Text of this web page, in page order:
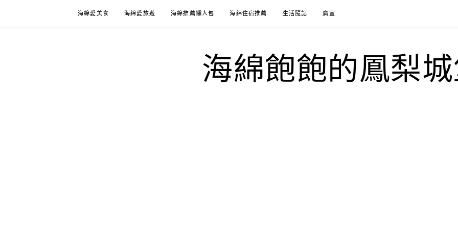
海綿愛美食 海綿愛旅遊 海綿推薦懶人包 海綿住宿推薦 生活隨記 廣宣
海綿飽飽的鳳梨